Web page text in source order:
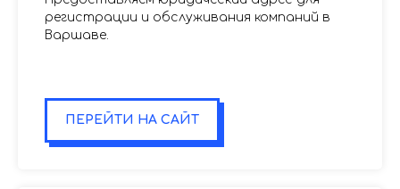
регистрации и обслуживания компаний в
Варшаве.
ПЕРЕЙТИ НА САЙТ